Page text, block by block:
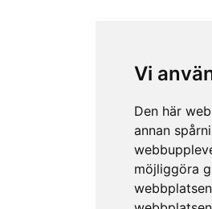
Vi
Den här
annan
möjliggöra
webbplatsen